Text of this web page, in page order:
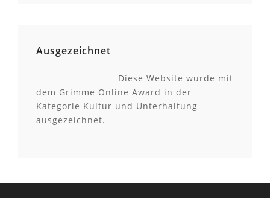
Ausgezeichnet
Diese Website wurde mit
dem Grimme Online Award in der
Kategorie Kultur und Unterhaltung
ausgezeichnet.